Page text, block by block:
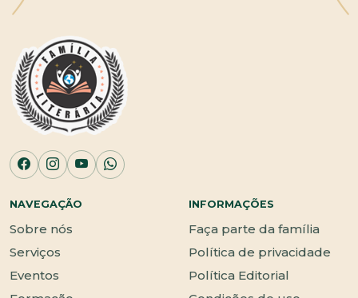
NAVEGAÇÃO
Sobre nós
Serviços
Eventos
INFORMAÇÕES
Faça parte da família
Política de privacidade
Política Editorial